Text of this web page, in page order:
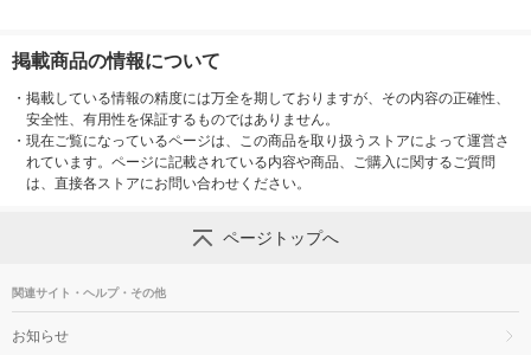
掲載商品の情報について
・ 掲載している情報の精度には万全を期しておりますが、その内容の正確性、
安全性、有用性を保証するものではありません。
・ 現在ご覧になっているページは、この商品を取り扱うストアによって運営さ
れています。ページに記載されている内容や商品、ご購入に関するご質問
は、直接各ストアにお問い合わせください。
ページトップへ
関連サイト・ヘルプ・その他
お知らせ